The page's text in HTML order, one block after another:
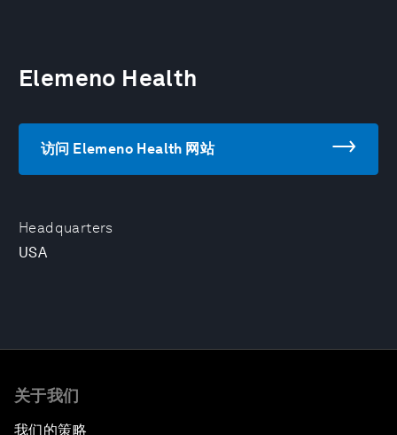
Headquarters
USA
Elemeno Health
访问 Elemeno Health 网站
关于我们
我们的策略